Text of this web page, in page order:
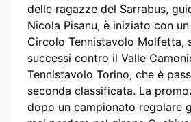
delle ragazze del Sarrabus,
Nicola Pisanu, è iniziato con
Circolo Tennistavolo Molfetta,
successi contro il Valle
Tennistavolo Torino, che è
seconda classificata. La
dopo un campionato regolare